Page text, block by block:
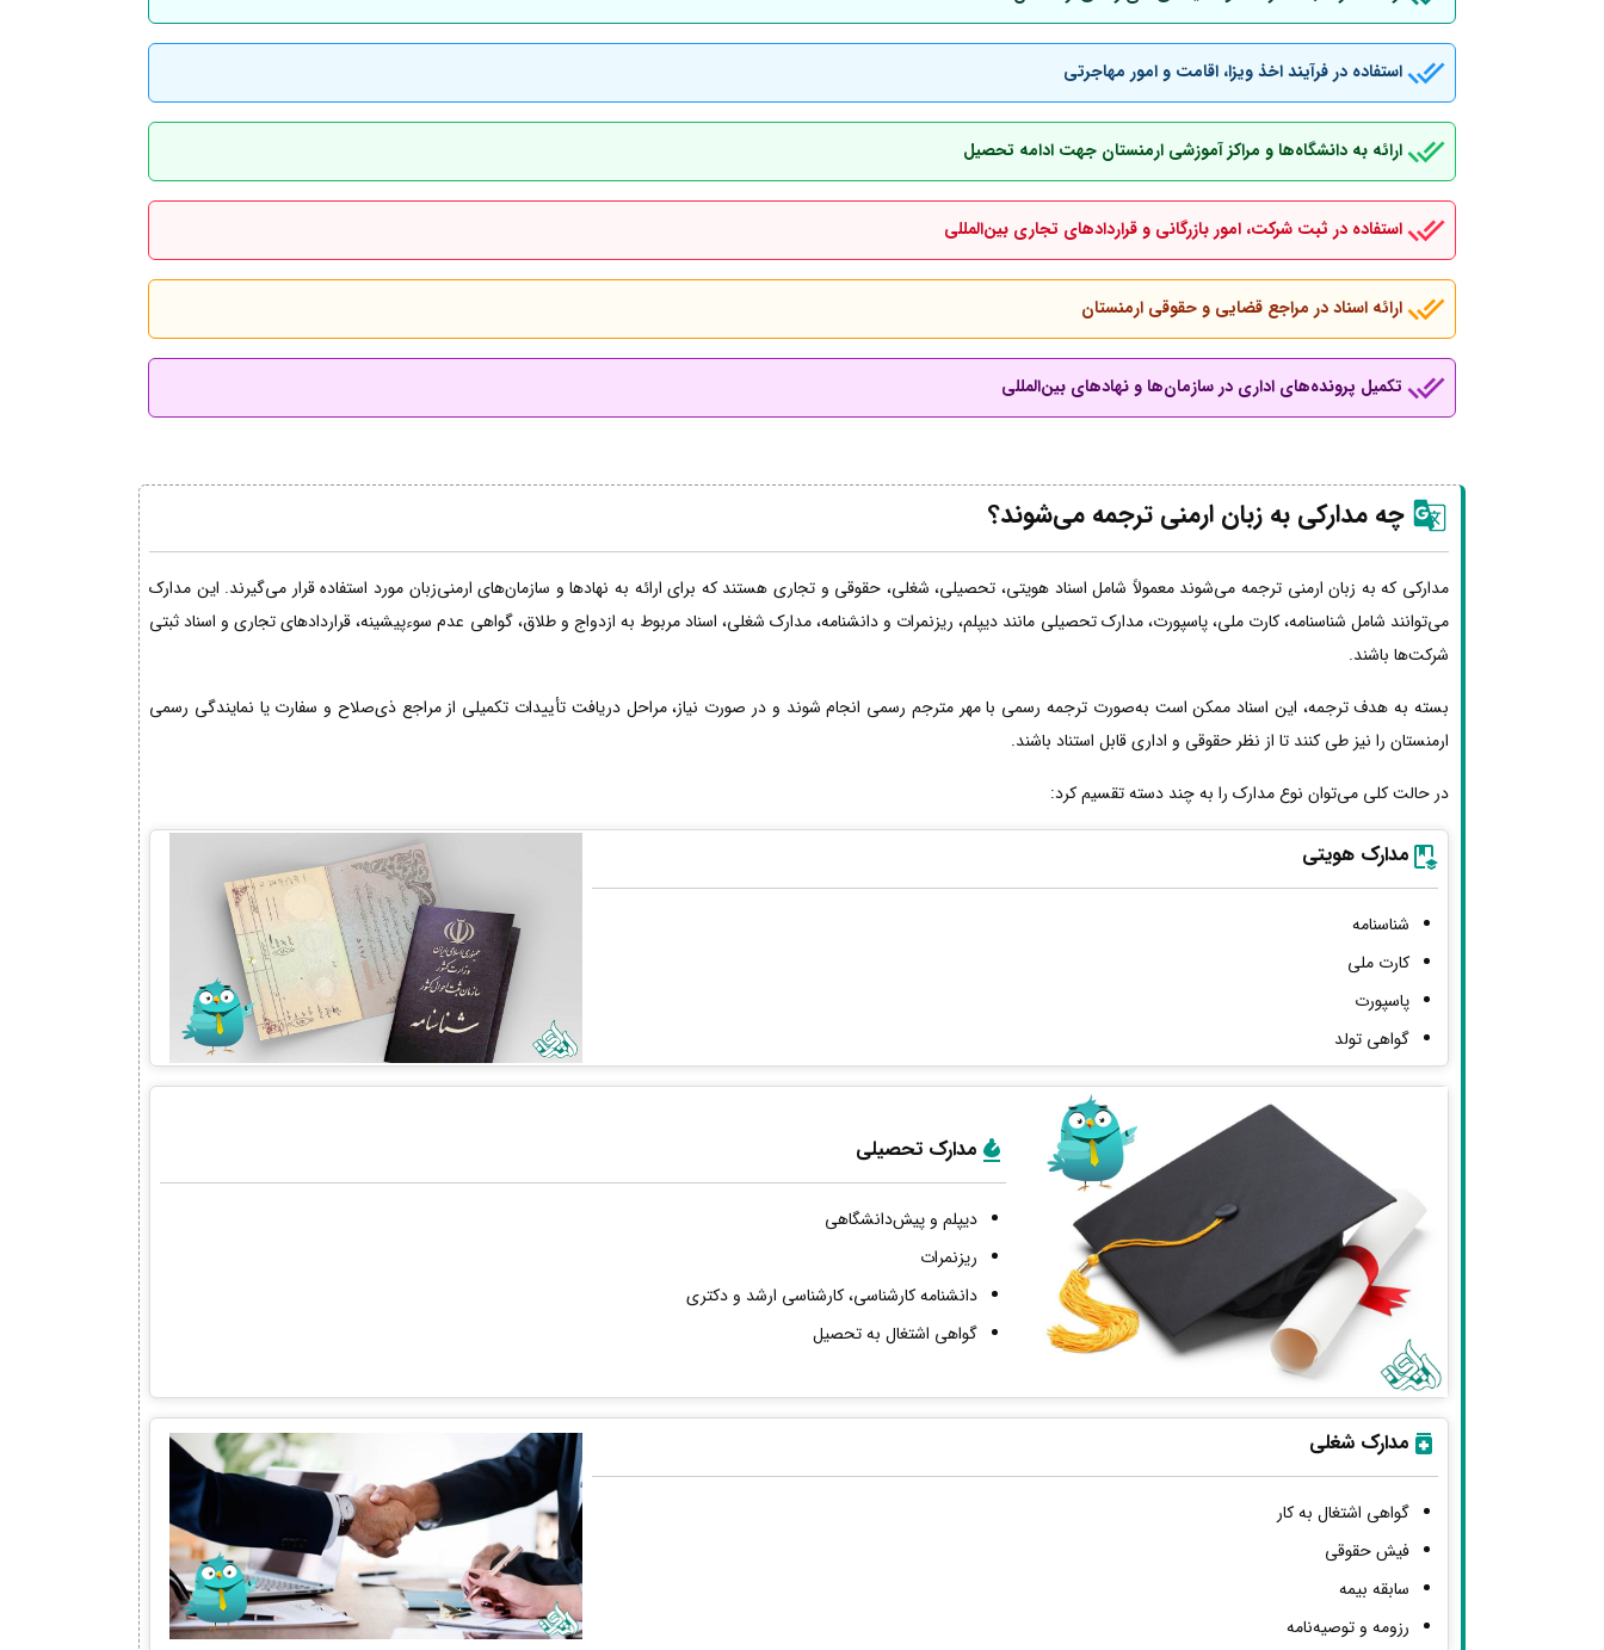
استفاده در فرآیند اخذ ویزا، اقامت و امور مهاجرتی
ارائه به دانشگاه‌ها و مراکز آموزشی ارمنستان جهت ادامه تحصیل
استفاده در ثبت شرکت، امور بازرگانی و قراردادهای تجاری بین‌المللی
ارائه اسناد در مراجع قضایی و حقوقی ارمنستان
تکمیل پرونده‌های اداری در سازمان‌ها و نهادهای بین‌المللی
چه مدارکی به زبان ارمنی ترجمه می‌شوند؟
مدارکی که به زبان ارمنی ترجمه می‌شوند معمولاً شامل اسناد هویتی، تحصیلی، شغلی، حقوقی و تجاری هستند که برای ارائه به نهادها و سازمان‌های ارمنی‌زبان مورد استفاده قرار می‌گیرند. این مدارک
می‌توانند شامل شناسنامه، کارت ملی، پاسپورت، مدارک تحصیلی مانند دیپلم، ریزنمرات و دانشنامه، مدارک شغلی، اسناد مربوط به ازدواج و طلاق، گواهی عدم سوءپیشینه، قراردادهای تجاری و اسناد ثبتی
شرکت‌ها باشند.
بسته به هدف ترجمه، این اسناد ممکن است به‌صورت ترجمه رسمی با مهر مترجم رسمی انجام شوند و در صورت نیاز، مراحل دریافت تأییدات تکمیلی از مراجع ذی‌صلاح و سفارت یا نمایندگی رسمی
ارمنستان را نیز طی کنند تا از نظر حقوقی و اداری قابل استناد باشند.
در حالت کلی می‌توان نوع مدارک را به چند دسته تقسیم کرد:
مدارک هویتی
شناسنامه
کارت ملی
پاسپورت
گواهی تولد
مدارک تحصیلی
دیپلم و پیش‌دانشگاهی
ریزنمرات
دانشنامه کارشناسی، کارشناسی ارشد و دکتری
گواهی اشتغال به تحصیل
مدارک شغلی
گواهی اشتغال به کار
فیش حقوقی
سابقه بیمه
رزومه و توصیه‌نامه